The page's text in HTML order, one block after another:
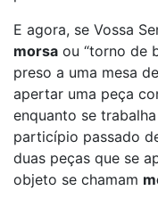
E agora, se Vossa
morsa ou “torno de
preso a uma mesa
apertar uma peça
enquanto se
particípio passado
duas peças que se
objeto se chamam